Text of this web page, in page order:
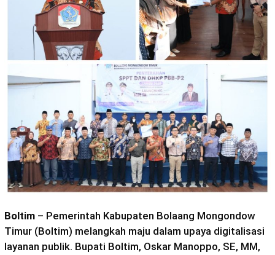
Boltim – Pemerintah Kabupaten Bolaang Mongondow
Timur (Boltim) melangkah maju dalam upaya digitalisasi
layanan publik. Bupati Boltim, Oskar Manoppo, SE, MM,